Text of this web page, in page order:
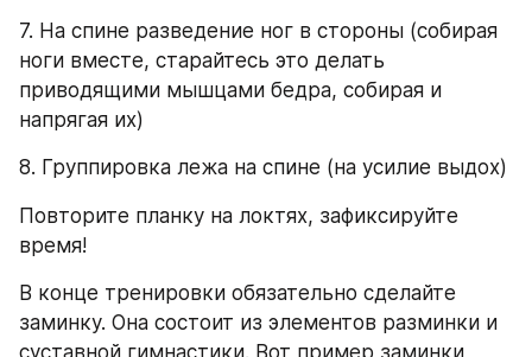
7. На спине разведение ног в стороны (собирая
ноги вместе, старайтесь это делать
приводящими мышцами бедра, собирая и
напрягая их)
8. Группировка лежа на спине (на усилие выдох)
Повторите планку на локтях, зафиксируйте
время!
В конце тренировки обязательно сделайте
заминку. Она состоит из элементов разминки и